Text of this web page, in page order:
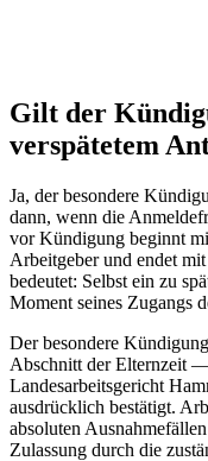
Gilt der
verspätetem
Ja, der besondere
dann, wenn die
vor Kündigung beginnt
Arbeitgeber und endet
bedeutet: Selbst ein zu
Moment seines Zugangs
Der besondere
Abschnitt der Elternzeit
Landesarbeitsgericht
ausdrücklich bestätigt.
absoluten
Zulassung durch die